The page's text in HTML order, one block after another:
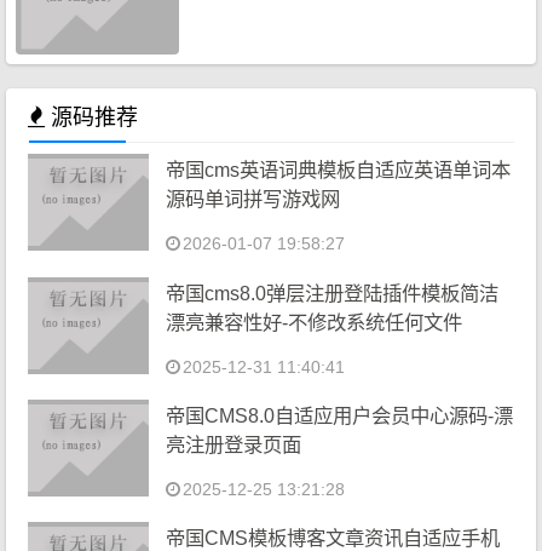
源码推荐
帝国cms英语词典模板自适应英语单词本
源码单词拼写游戏网
2026-01-07 19:58:27
帝国cms8.0弹层注册登陆插件模板简洁
漂亮兼容性好-不修改系统任何文件
2025-12-31 11:40:41
帝国CMS8.0自适应用户会员中心源码-漂
亮注册登录页面
2025-12-25 13:21:28
帝国CMS模板博客文章资讯自适应手机